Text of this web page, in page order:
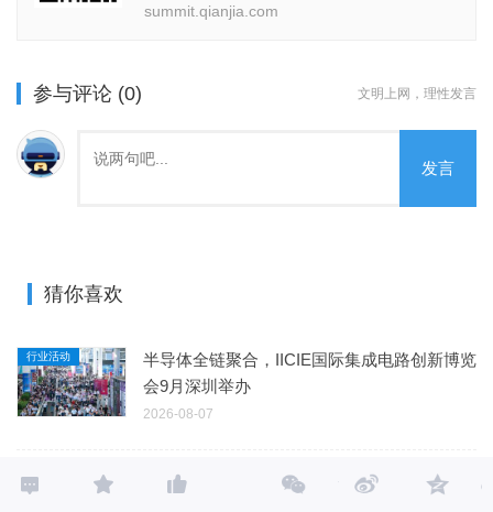
summit.qianjia.com
参与评论 (0) 文明上网，理性发言
发言
猜你喜欢
行业活动
半导体全链聚合，IICIE国际集成电路创新博览
会9月深圳举办
2026-08-07
智能楼宇
净零排放倒计时：能量采集技术正将智能建筑